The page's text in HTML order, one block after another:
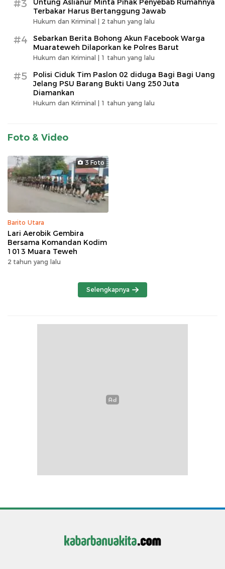
#3
Untung Aslianur Minta Pihak Penyebab Rumahnya
Terbakar Harus Bertanggung Jawab
Hukum dan Kriminal | 2 tahun yang lalu
#4
Sebarkan Berita Bohong Akun Facebook Warga
Muarateweh Dilaporkan ke Polres Barut
Hukum dan Kriminal | 1 tahun yang lalu
#5
Polisi Ciduk Tim Paslon 02 diduga Bagi Bagi Uang
Jelang PSU Barang Bukti Uang 250 Juta
Diamankan
Hukum dan Kriminal | 1 tahun yang lalu
Foto & Video
3 Foto
Barito Utara
Lari Aerobik Gembira
Bersama Komandan Kodim
1013 Muara Teweh
2 tahun yang lalu
Selengkapnya